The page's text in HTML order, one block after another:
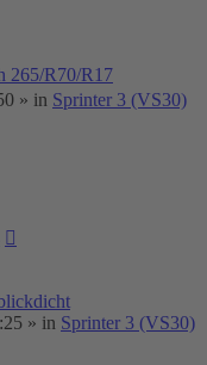
265/R70/R17
» in Sprinter 3 (VS30)
» in Sprinter 3 (VS30)